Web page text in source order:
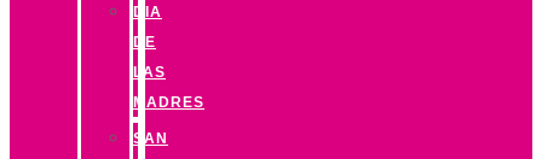
DIA
DE
LAS
MADRES
SAN